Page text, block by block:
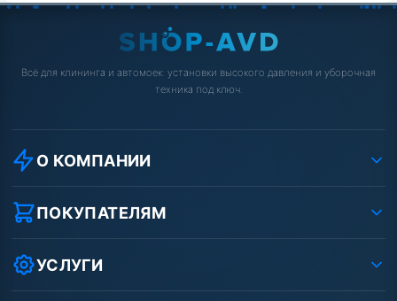
Всё для клининга и автомоек: установки высокого давления и уборочная
техника под ключ.
О КОМПАНИИ
О компании
Реквизиты ООО «Шоп АВД»
Условия соглашения
Вакансии
ПОКУПАТЕЛЯМ
Как заказать?
Оплата
УСЛУГИ
Услуги